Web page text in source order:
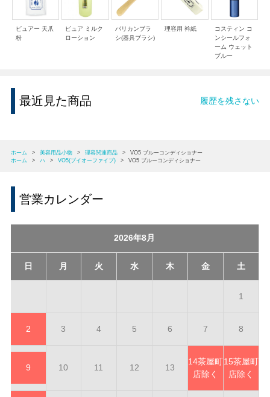
ピュアー 天爪
粉
ピュア ミルク
ローション
バリカンブラ
シ(器具ブラシ)
理容用 衿紙
コスティン コ
ンシールフォ
ーム ウェット
ブルー
最近見た商品 履歴を残さない
ホーム > 美容用品小物 > 理容関連商品 >
VO5 ブルーコンディショナー
ホーム
> ハ > VO5(ブイオーファイブ) > VO5 ブルーコンディショナー
営業カレンダー
2026年8月
日 月 火 水 木 金 土
1
2 3 4 5 6 7 8
9 10 11 12 13
14茶屋町
店除く
15茶屋町
店除く